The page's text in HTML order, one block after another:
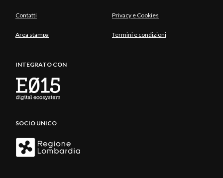
Contatti Privacy e Cookies
Area stampa Termini e condizioni
INTEGRATO CON
SOCIO UNICO